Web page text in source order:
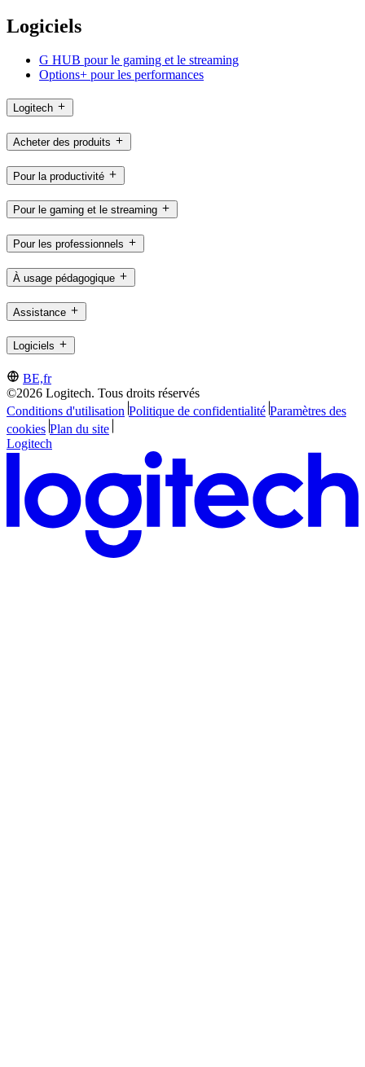
Logiciels
G HUB pour le gaming et le streaming
Options+ pour les performances
Logitech
Acheter des produits
Pour la productivité
Pour le gaming et le streaming
Pour les professionnels
À usage pédagogique
Assistance
Logiciels
BE,fr
©2026 Logitech. Tous droits réservés
Conditions d'utilisation Politique de confidentialité Paramètres des
cookies Plan du site
Logitech